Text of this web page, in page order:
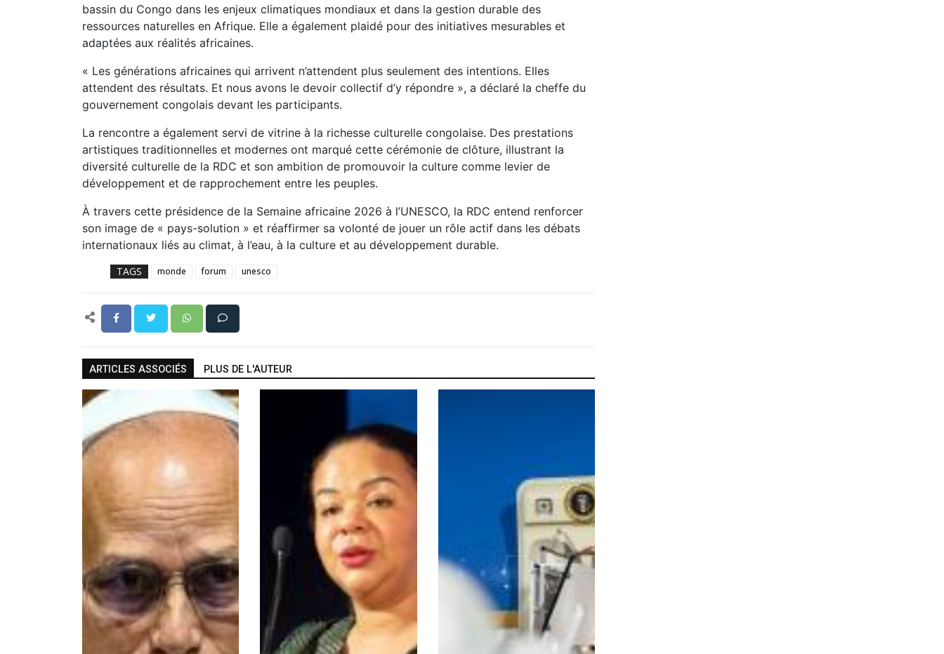
bassin du Congo dans les enjeux climatiques mondiaux et dans la gestion durable des
ressources naturelles en Afrique. Elle a également plaidé pour des initiatives mesurables et
adaptées aux réalités africaines.
« Les générations africaines qui arrivent n’attendent plus seulement des intentions. Elles
attendent des résultats. Et nous avons le devoir collectif d’y répondre », a déclaré la cheffe du
gouvernement congolais devant les participants.
La rencontre a également servi de vitrine à la richesse culturelle congolaise. Des prestations
artistiques traditionnelles et modernes ont marqué cette cérémonie de clôture, illustrant la
diversité culturelle de la RDC et son ambition de promouvoir la culture comme levier de
développement et de rapprochement entre les peuples.
À travers cette présidence de la Semaine africaine 2026 à l’UNESCO, la RDC entend renforcer
son image de « pays-solution » et réaffirmer sa volonté de jouer un rôle actif dans les débats
internationaux liés au climat, à l’eau, à la culture et au développement durable.
TAGS monde forum unesco
ARTICLES ASSOCIÉS PLUS DE L'AUTEUR